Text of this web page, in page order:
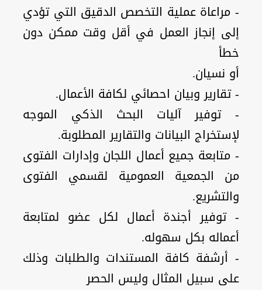
- مراعاة عملية التخصص الدقيق التي تؤدي
إلى إنجاز العمل في أقل وقت ممكن دون
خطأ
أو نسيان.
- تقارير وبيان احصائي لكافة الأعمال.
- توفير آليات البحث الذكي الموجه
لإستخراج البيانات والتقارير المطلوبة.
- متابعة جميع أعمال اللجان وإدارات الفتوى
من الجمعية العمومية لقسمي الفتوى
والتشريع.
- توفير أجندة أعمال لكل عضو لمتابعة
أعماله بكل سهوله.
- أرشفة كافة المستندات والطلبات وذلك
على سبيل المثال وليس الحصر